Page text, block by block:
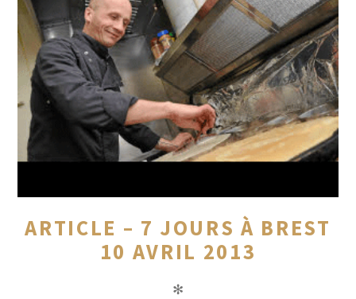
ARTICLE – 7 JOURS À BREST
10 AVRIL 2013
✻